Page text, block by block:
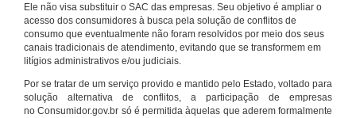
Ele não visa substituir o SAC das empresas. Seu objetivo é ampliar o
acesso dos consumidores à busca pela solução de conflitos de
consumo que eventualmente não foram resolvidos por meio dos seus
canais tradicionais de atendimento, evitando que se transformem em
litígios administrativos e/ou judiciais.
Por se tratar de um serviço provido e mantido pelo Estado, voltado para
solução alternativa de conflitos, a participação de empresas
no Consumidor.gov.br só é permitida àquelas que aderem formalmente